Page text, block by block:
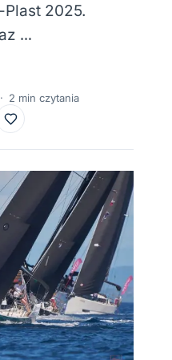
2025.
…
· 2 min czytania
Do ulubionych